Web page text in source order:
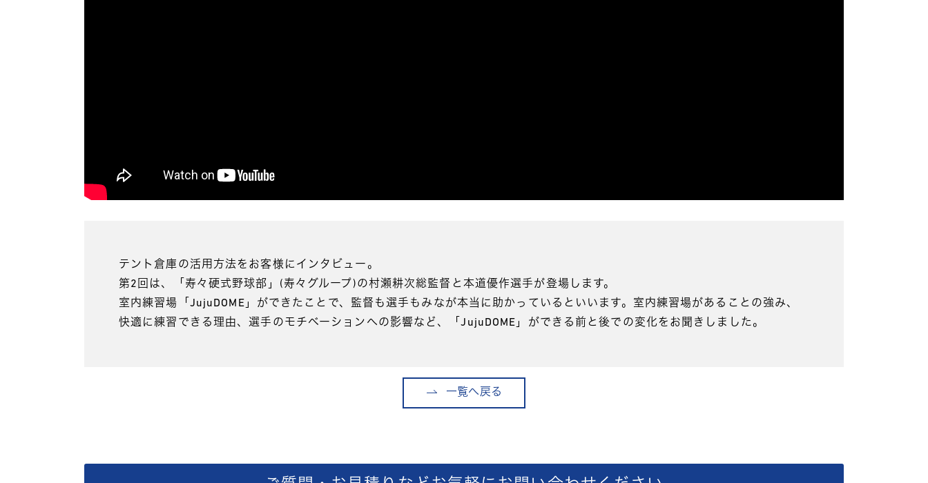
テント倉庫の活用方法をお客様にインタビュー。
第2回は、「寿々硬式野球部」(寿々グループ)の村瀬耕次総監督と本道優作選手が登場します。
室内練習場「JujuDOME」ができたことで、監督も選手もみなが本当に助かっているといいます。室内練習場があることの強み、
快適に練習できる理由、選手のモチベーションへの影響など、「JujuDOME」ができる前と後での変化をお聞きしました。
一覧へ戻る